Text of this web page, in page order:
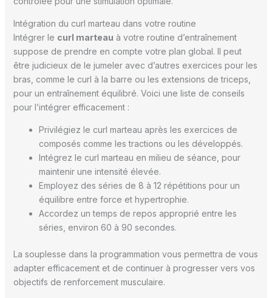
Intégration du curl marteau dans votre routine
Intégrer le curl marteau à votre routine d’entraînement
suppose de prendre en compte votre plan global. Il peut
être judicieux de le jumeler avec d’autres exercices pour les
bras, comme le curl à la barre ou les extensions de triceps,
pour un entraînement équilibré. Voici une liste de conseils
pour l’intégrer efficacement :
Privilégiez le curl marteau après les exercices de
composés comme les tractions ou les développés.
Intégrez le curl marteau en milieu de séance, pour
maintenir une intensité élevée.
Employez des séries de 8 à 12 répétitions pour un
équilibre entre force et hypertrophie.
Accordez un temps de repos approprié entre les
séries, environ 60 à 90 secondes.
La souplesse dans la programmation vous permettra de vous
adapter efficacement et de continuer à progresser vers vos
objectifs de renforcement musculaire.